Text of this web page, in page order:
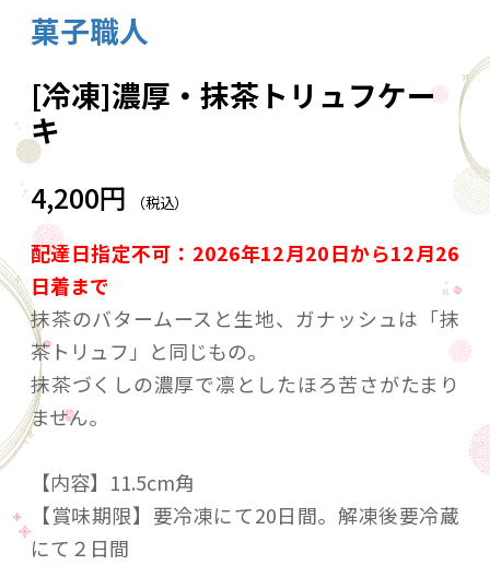
菓子職人
[冷凍]濃厚・抹茶トリュフケー
キ
4,200円 （税込）
配達日指定不可：2026年12月20日から12月26
日着まで
抹茶のバタームースと生地、ガナッシュは「抹
茶トリュフ」と同じもの。
抹茶づくしの濃厚で凛としたほろ苦さがたまり
ません。
【内容】11.5cm角
【賞味期限】要冷凍にて20日間。解凍後要冷蔵
にて２日間